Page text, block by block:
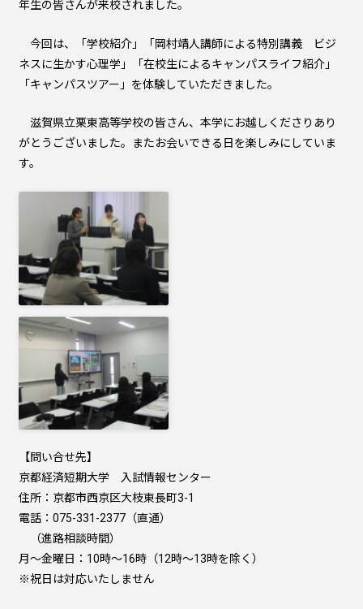
年生の皆さんが来校されました。
今回は、「学校紹介」「岡村靖人講師による特別講義 ビジ
ネスに生かす心理学」「在校生によるキャンパスライフ紹介」
「キャンパスツアー」を体験していただきました。
滋賀県立栗東高等学校の皆さん、本学にお越しくださりあり
がとうございました。またお会いできる日を楽しみにしていま
す。
【問い合せ先】
京都経済短期大学 入試情報センター
住所：京都市西京区大枝東長町3-1
電話：075-331-2377（直通）
（進路相談時間）
月～金曜日：10時～16時（12時～13時を除く）
※祝日は対応いたしません